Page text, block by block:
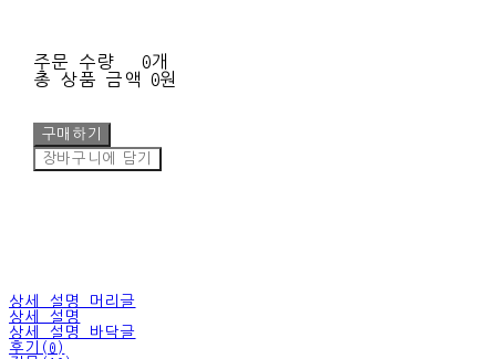
주문 수량
0개
총 상품 금액
0원
구매하기
장바구니에 담기
상세 설명 머리글
상세 설명
상세 설명 바닥글
후기(0)